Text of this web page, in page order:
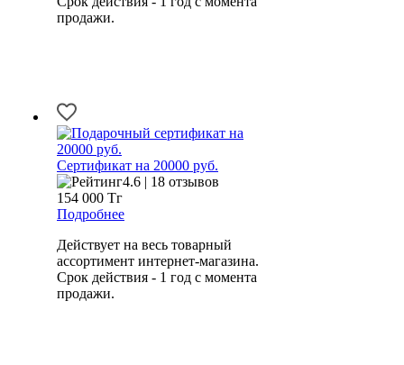
продажи.
Сертификат на 20000 руб.
4.6 | 18 отзывов
154 000 Тг
Подробнее
Действует на весь товарный
ассортимент интернет-магазина.
Срок действия - 1 год с момента
продажи.